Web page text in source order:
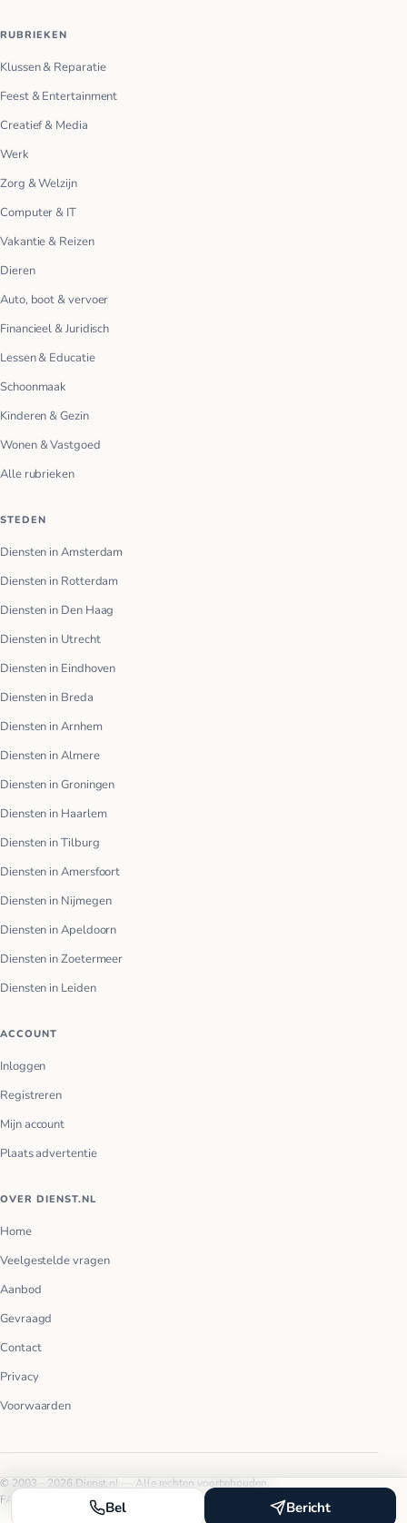
Bel Bericht
RUBRIEKEN
Klussen & Reparatie
Feest & Entertainment
Creatief & Media
Werk
Zorg & Welzijn
Computer & IT
Vakantie & Reizen
Dieren
Auto, boot & vervoer
Financieel & Juridisch
Lessen & Educatie
Schoonmaak
Kinderen & Gezin
Wonen & Vastgoed
Alle rubrieken
STEDEN
Diensten in Amsterdam
Diensten in Rotterdam
Diensten in Den Haag
Diensten in Utrecht
Diensten in Eindhoven
Diensten in Breda
Diensten in Arnhem
Diensten in Almere
Diensten in Groningen
Diensten in Haarlem
Diensten in Tilburg
Diensten in Amersfoort
Diensten in Nijmegen
Diensten in Apeldoorn
Diensten in Zoetermeer
Diensten in Leiden
ACCOUNT
Inloggen
Registreren
Mijn account
Plaats advertentie
OVER DIENST.NL
Home
Veelgestelde vragen
Aanbod
Gevraagd
Contact
Privacy
Voorwaarden
© 2003 – 2026 Dienst.nl — Alle rechten voorbehouden.
FAQ
Voorwaarden